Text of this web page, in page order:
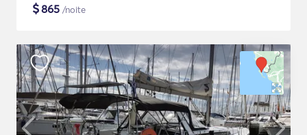
$865 /noite